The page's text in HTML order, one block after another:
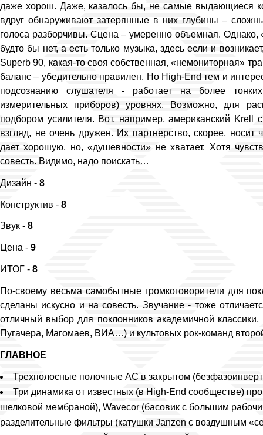
даже хорош. Даже, казалось бы, не самые выдающиеся
вдруг обнаруживают затерянные в них глубины –
голоса разборчивы. Сцена – умеренно объемная. Однако,
будто бы нет, а есть только музыка, здесь если и
Superb 90, какая-то своя собственная, «немониторная»
баланс – убедительно правилен. Но High-End тем и
подсознанию слушателя - работает на более
измерительных приборов) уровнях. Возможно, для
подбором усилителя. Вот, например, американский Krell
взгляд, не очень дружен. Их партнерство, скорее,
дает хорошую, но, «душевности» не хватает. Хотя
совесть. Видимо, надо поискать…
Дизайн - 8
Конструктив - 8
Звук - 8
Цена - 9
ИТОГ - 8
По-своему весьма самобытные громкоговорители для
сделаны искусно и на совесть. Звучание - тоже
отличный выбор для поклонников академичной классики,
Пугачера, Магомаев, ВИА…) и культовых рок-команд
ГЛАВНОЕ
Трехполосные полочные АС в закрытом
Три динамика от известных (в High-End сообществе)
шелковой мембраной), Wavecor (басовик с большим
разделительные фильтры (катушки Janzen с воздушным